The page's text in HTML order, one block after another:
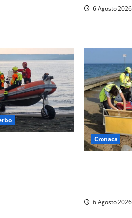
6 Agosto 2026
Cronaca
6 Agosto 2026